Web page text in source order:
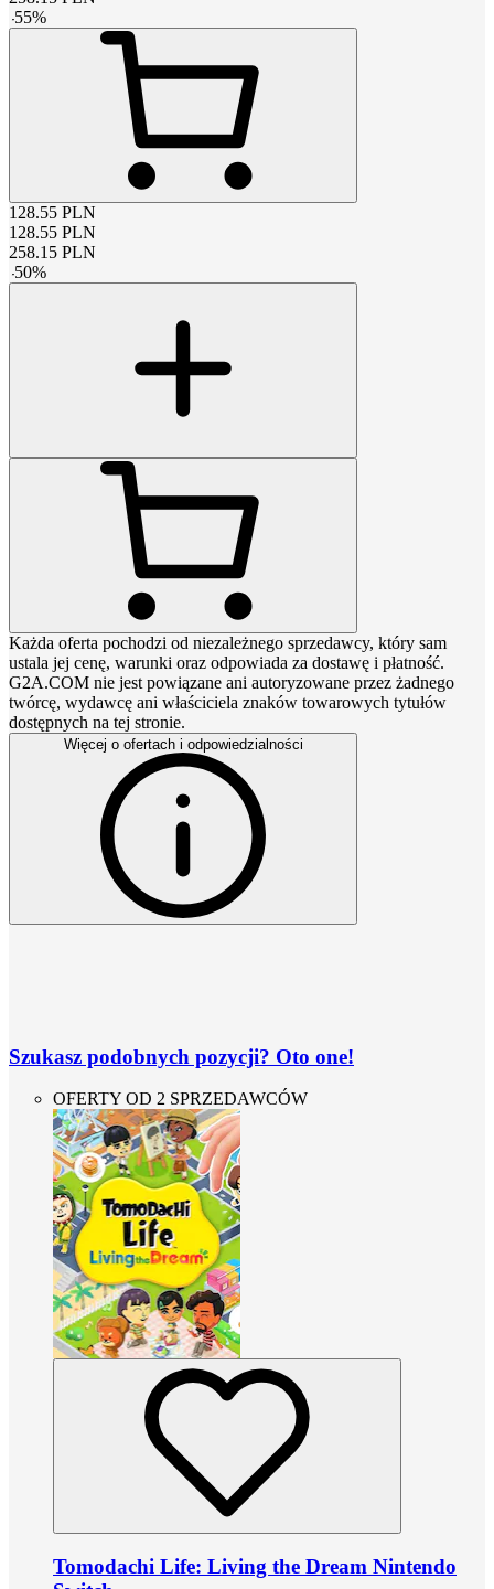
-55%
128.55 PLN
128.55 PLN
258.15 PLN
-50%
Każda oferta pochodzi od niezależnego sprzedawcy, który sam
ustala jej cenę, warunki oraz odpowiada za dostawę i płatność.
G2A.COM nie jest powiązane ani autoryzowane przez żadnego
twórcę, wydawcę ani właściciela znaków towarowych tytułów
dostępnych na tej stronie.
Więcej o ofertach i odpowiedzialności
Szukasz podobnych pozycji? Oto one!
OFERTY OD 2 SPRZEDAWCÓW
Tomodachi Life: Living the Dream Nintendo